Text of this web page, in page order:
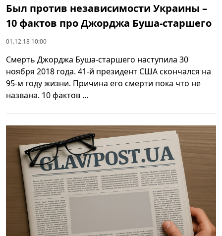
Был против независимости Украины –
10 фактов про Джорджа Буша-старшего
01.12.18 10:00
Смерть Джорджа Буша-старшего наступила 30
ноября 2018 года. 41-й президент США скончался на
95-м году жизни. Причина его смерти пока что не
названа. 10 фактов ...